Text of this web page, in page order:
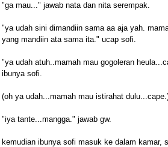
"ga mau..." jawab nata dan nita serempak.
"ya udah sini dimandiin sama aa aja yah.
yang mandiin ata sama ita." ucap sofi.
"ya udah atuh..mamah mau gogoleran
ibunya sofi.
(oh ya udah...mamah mau istirahat
"iya tante...mangga." jawab gw.
kemudian ibunya sofi masuk ke dalam kamar,